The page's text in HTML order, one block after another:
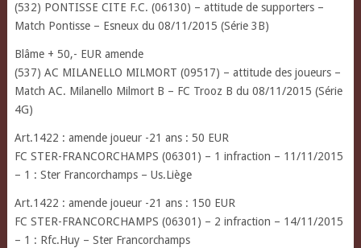
(532) PONTISSE CITE F.C. (06130) – attitude de supporters –
Match Pontisse – Esneux du 08/11/2015 (Série 3B)
Blâme + 50,- EUR amende
(537) AC MILANELLO MILMORT (09517) – attitude des joueurs –
Match AC. Milanello Milmort B – FC Trooz B du 08/11/2015 (Série
4G)
Art.1422 : amende joueur -21 ans : 50 EUR
FC STER-FRANCORCHAMPS (06301) – 1 infraction – 11/11/2015
– 1 : Ster Francorchamps – Us.Liège
Art.1422 : amende joueur -21 ans : 150 EUR
FC STER-FRANCORCHAMPS (06301) – 2 infraction – 14/11/2015
– 1 : Rfc.Huy – Ster Francorchamps